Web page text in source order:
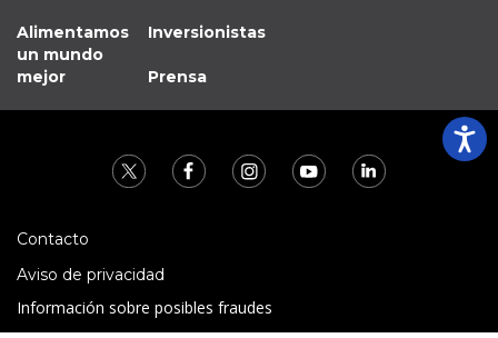
Alimentamos
un mundo
mejor
Inversionistas
Prensa
Contacto
Aviso de privacidad
Información sobre posibles fraudes